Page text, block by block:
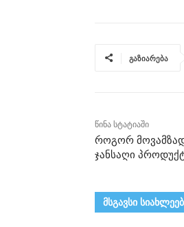
გაზიარება
წინა სტატიაში
როგორ
ჯანსაღი
მსგავსი